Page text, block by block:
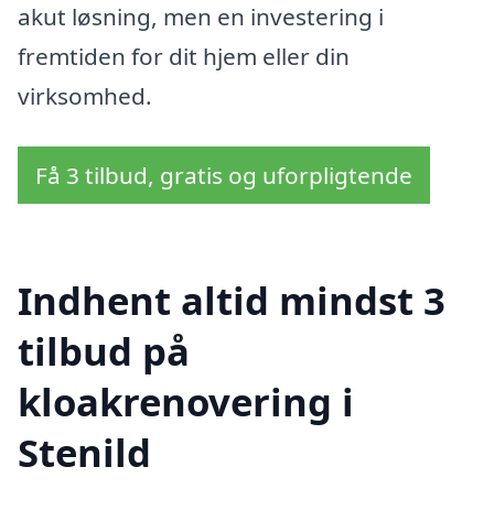
akut løsning, men en investering i
fremtiden for dit hjem eller din
virksomhed.
Få 3 tilbud, gratis og uforpligtende
Indhent altid mindst 3
tilbud på
kloakrenovering i
Stenild